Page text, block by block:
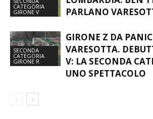
GIRONE V
SI ALZA IL SIPARIO
LOMBARDIA: BEN
GIRONE Z DA
VARESOTTA.
V: LA SECONDA